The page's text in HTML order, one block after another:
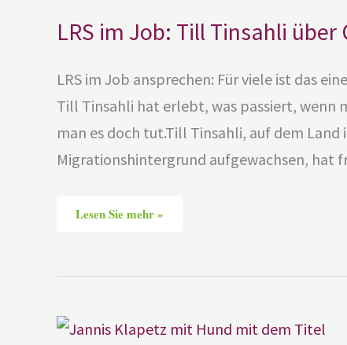
LRS im Job: Till Tinsahli
LRS im Job ansprechen: Für viele ist das
Till Tinsahli hat erlebt, was passiert, wenn
man es doch tut.Till Tinsahli, auf dem
Migrationshintergrund aufgewachsen,
Lesen Sie mehr »
Jannis
Klapetz